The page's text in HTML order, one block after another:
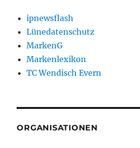
ipnewsflash
Lünedatenschutz
MarkenG
Markenlexikon
TC Wendisch Evern
ORGANISATIONEN